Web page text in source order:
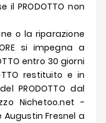
PRODOTTO non
o la riparazione
si impegna a
entro 30 giorni
restituito e in
PRODOTTO dal
Nichetoo.net -
Augustin Fresnel a